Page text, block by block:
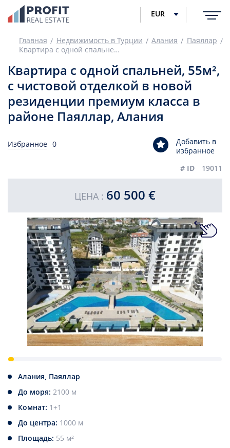
EUR
Главная Недвижимость в Турции Алания
Паяллар
Квартира с одной спальней, 55м², с чистовой отделкой в новой резиденции премиум класса в районе Паяллар, Алания
Квартира с одной спальней, 55м²,
с чистовой отделкой в новой
резиденции премиум класса в
районе Паяллар, Алания
Избранное 0
Добавить в
избранное
# ID
19011
ЦЕНА : 60 500 €
Алания, Паяллар
До моря: 2100 м
Комнат: 1+1
До центра: 1000 м
Площадь: 55 м²